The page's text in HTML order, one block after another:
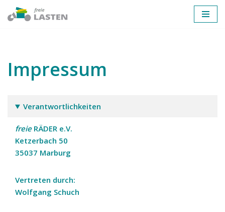
Impressum
Verantwortlichkeiten
freieRÄDER e.V.
Ketzerbach 50
35037 Marburg
Vertreten durch:
Wolfgang Schuch